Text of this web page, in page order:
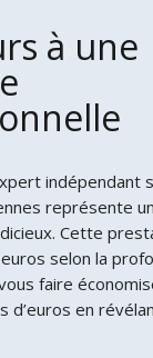
à une
indépendant
représente un
Cette
selon la
faire
d’euros en